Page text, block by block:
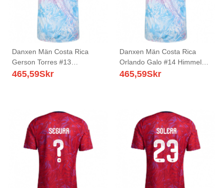
Danxen Män Costa Rica
Gerson Torres #13
Himmelblå Marin Rosa
465,59Skr
Danxen Män Costa Rica
Orlando Galo #14 Himmelblå
Marin Rosa Bortatröja
465,59Skr